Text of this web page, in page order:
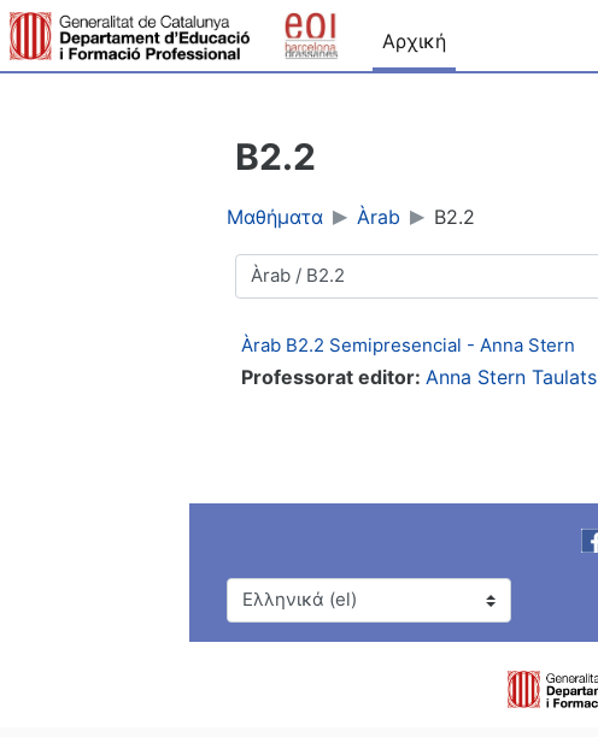
Μετάβαση στο κεντρικό περιεχόμενο
Αρχική
B2.2
Μαθήματα Àrab B2.2
Κατηγορίες μαθημάτων
Àrab B2.2 Semipresencial - Anna Stern
Professorat editor: Anna Stern Taulats
Γλώσσα